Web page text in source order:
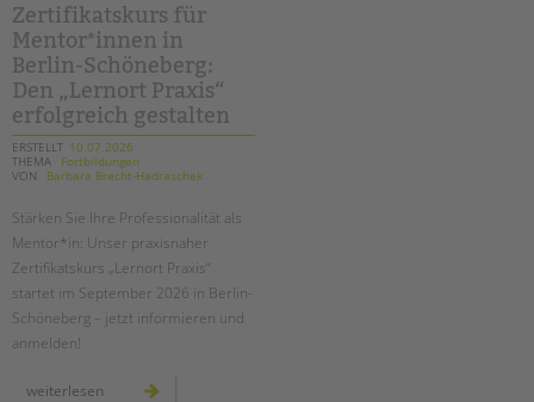
STADTTEILARBEIT
PROFIL | LEITBILD
Bereiche im Überblick
Kinder- und Jugendschutz
Unsere Videos
Gesellschafter VdK
schoolcoach BTL
tandem international
KARRIERE
Stellenangebote
tandem als Arbeitgeberin
menschen
mit
beeinträchtigung
aktiv
am
einrichtungsschutzkonzept
beteiligen
Zertifikatskurs für
Mentor*innen in
Berlin-Schöneberg:
Den „Lernort Praxis“
erfolgreich gestalten
ERSTELLT 10.07.2026
THEMA
Fortbildungen
VON
Barbara Brecht-Hadraschek
Stärken Sie Ihre Professionalität als
Mentor*in: Unser praxisnaher
Zertifikatskurs „Lernort Praxis“
startet im September 2026 in Berlin-
Schöneberg – jetzt informieren und
anmelden!
weiterlesen zertifikatskurs